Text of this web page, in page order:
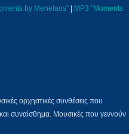
by Menelaos” | MP3 “Moments
ορχηστικές συνθέσεις που
συναίσθημα. Μουσικές που γεννούν